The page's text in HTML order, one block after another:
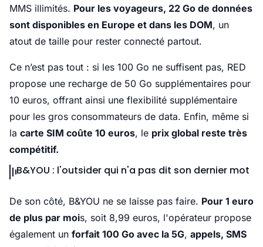
MMS illimités. Pour les voyageurs, 22 Go de données
sont disponibles en Europe et dans les DOM, un
atout de taille pour rester connecté partout.
Ce n’est pas tout : si les 100 Go ne suffisent pas, RED
propose une recharge de 50 Go supplémentaires pour
10 euros, offrant ainsi une flexibilité supplémentaire
pour les gros consommateurs de data. Enfin, même si
la carte SIM coûte 10 euros, le prix global reste très
compétitif.
B&YOU : l'outsider qui n'a pas dit son dernier mot
De son côté, B&YOU ne se laisse pas faire. Pour 1 euro
de plus par mois, soit 8,99 euros, l'opérateur propose
également un forfait 100 Go avec la 5G, appels, SMS